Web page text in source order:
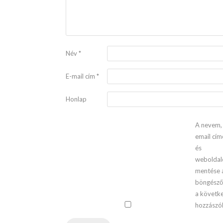
Név*
E-mail cím *
Honlap
A nevem,
email
és
mentése
a